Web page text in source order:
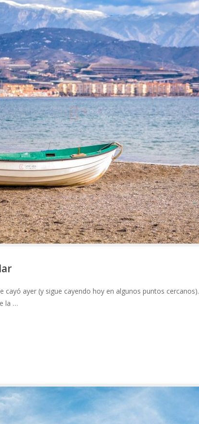
ayer (y sigue cayendo hoy en algunos puntos cercanos).
la …